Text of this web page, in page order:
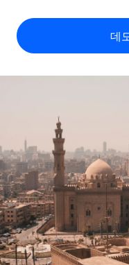
인프라
Remote 통합
HR을 워크플로에 매
플랫폼
팀을 위한 통합된 핵
Remote와 다른
다른 업체들과 비교
스타트업
성장하는 기업을 위
중견기업
맞춤형 HR 솔루션으
엔터프라이즈
대기업을 위한 글로벌
국가별 총 인건비 계
REMOTE와 함께 배우기
리서치 및 가이드
사례 연구
HR 용어집
체크리스트 및 템플릿
한국어
English
Deutsch
Español
Italiano
Português (Portugal)
데